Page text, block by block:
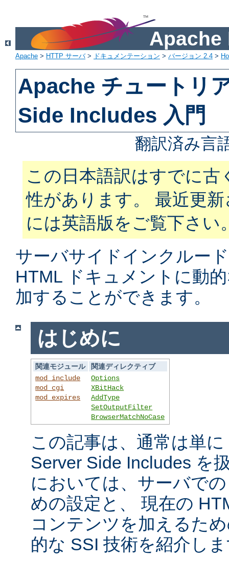
Apache
Apache > HTTP サーバ> ドキュメンテーション > バージョン 2.4 >
Apache チュートリ
Side Includes 入門
翻訳済み言
この日本語訳はすでに古
性があります。 最近更
には英語版をご覧下さい
サーバサイドインクルー
HTML ドキュメントに動
加することができます。
はじめに
関連モジュール
関連ディレクティブ
mod_include
mod_cgi
mod_expires
Options
XBitHack
AddType
SetOutputFilter
BrowserMatchNoCase
この記事は、通常は単
Server Side Includes を
においては、サーバで
めの設定と、 現在の
コンテンツを加えるた
的な SSI 技術を紹介し